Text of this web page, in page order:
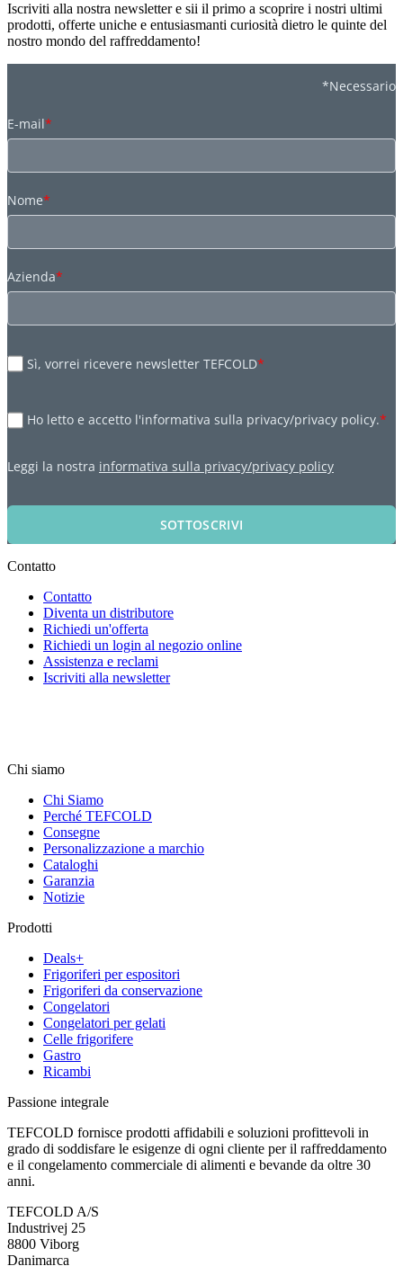
Iscriviti alla nostra newsletter e sii il primo a scoprire i nostri ultimi
prodotti, offerte uniche e entusiasmanti curiosità dietro le quinte del
nostro mondo del raffreddamento!
*Necessario
E-mail*
Nome*
Azienda*
Sì, vorrei ricevere newsletter TEFCOLD*
Ho letto e accetto l'informativa sulla privacy/privacy policy.*
Leggi la nostra informativa sulla privacy/privacy policy
SOTTOSCRIVI
Contatto
Contatto
Diventa un distributore
Richiedi un'offerta
Richiedi un login al negozio online
Assistenza e reclami
Iscriviti alla newsletter
Chi siamo
Chi Siamo
Perché TEFCOLD
Consegne
Personalizzazione a marchio
Cataloghi
Garanzia
Notizie
Prodotti
Deals+
Frigoriferi per espositori
Frigoriferi da conservazione
Congelatori
Congelatori per gelati
Celle frigorifere
Gastro
Ricambi
Passione integrale
TEFCOLD fornisce prodotti affidabili e soluzioni profittevoli in
grado di soddisfare le esigenze di ogni cliente per il raffreddamento
e il congelamento commerciale di alimenti e bevande da oltre 30
anni.
TEFCOLD A/S
Industrivej 25
8800 Viborg
Danimarca